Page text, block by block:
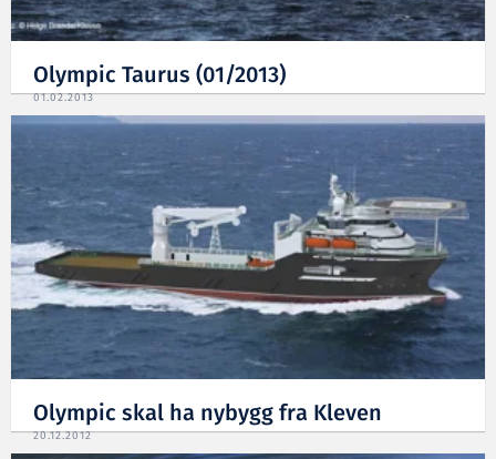
Olympic Taurus (01/2013)
01.02.2013
Olympic skal ha nybygg fra Kleven
20.12.2012